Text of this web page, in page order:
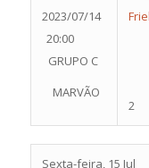
2023/07/14
20:00
GRUPO C
MARVÃO
2
Sexta-feira, 15 Jul